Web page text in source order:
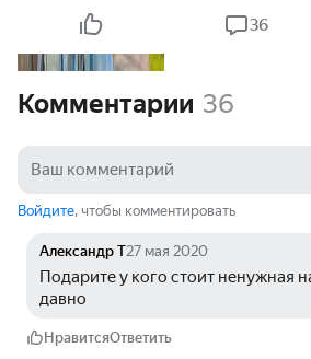
36
Комментарии 36
Войдите, чтобы комментировать
Александр Т27 мая 2020
Подарите у кого стоит ненужная
давно
НравитсяОтветить